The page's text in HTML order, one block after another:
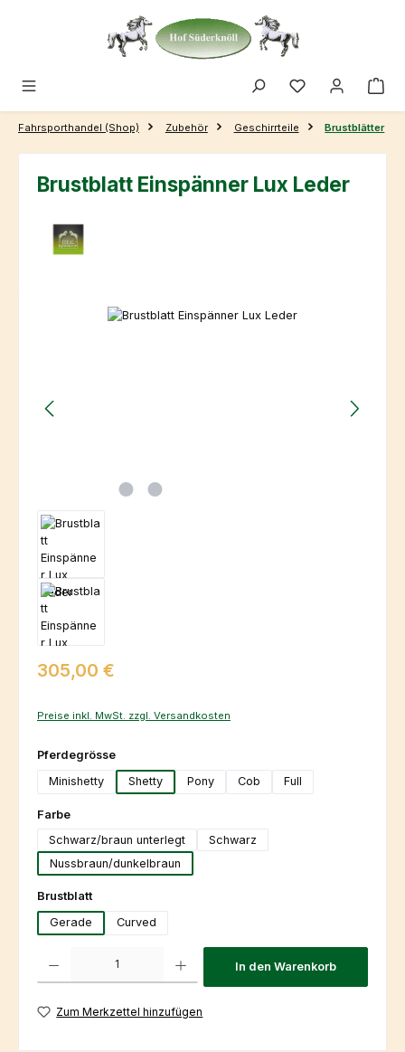
Zum Hauptinhalt springen
Fahrsporthandel (Shop) Zubehör Geschirrteile Brustblätter
Brustblatt Einspänner Lux Leder
Bildergalerie überspringen
Regulärer Preis:
305,00 €
Preise inkl. MwSt. zzgl. Versandkosten
Pferdegrösseauswählen
Minishetty
Shetty Pony Cob Full
Farbeauswählen
Schwarz/braun unterlegt
Schwarz
Nussbraun/dunkelbraun
Brustblattauswählen
Gerade
Curved
Produkt Anzahl: Gib den gewünschten Wert ein oder benutze die
In den Warenkorb
Zum Merkzettel hinzufügen